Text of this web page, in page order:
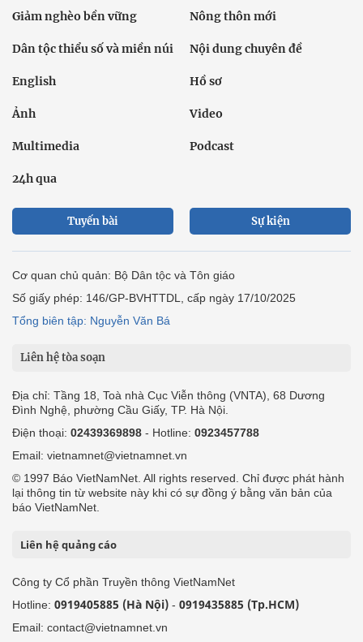
Giảm nghèo bền vững Nông thôn mới
Dân tộc thiểu số và miền núi Nội dung chuyên đề
English Hồ sơ
Ảnh Video
Multimedia Podcast
24h qua
Tuyến bài Sự kiện
Cơ quan chủ quản: Bộ Dân tộc và Tôn giáo
Số giấy phép: 146/GP-BVHTTDL, cấp ngày 17/10/2025
Tổng biên tập: Nguyễn Văn Bá
Liên hệ tòa soạn
Địa chỉ: Tầng 18, Toà nhà Cục Viễn thông (VNTA), 68 Dương
Đình Nghệ, phường Cầu Giấy, TP. Hà Nội.
Điện thoại: 02439369898 - Hotline: 0923457788
Email: vietnamnet@vietnamnet.vn
© 1997 Báo VietNamNet. All rights reserved. Chỉ được phát hành
lại thông tin từ website này khi có sự đồng ý bằng văn bản của
báo VietNamNet.
Liên hệ quảng cáo
Công ty Cổ phần Truyền thông VietNamNet
Hotline: 0919405885 (Hà Nội) - 0919435885 (Tp.HCM)
Email: contact@vietnamnet.vn